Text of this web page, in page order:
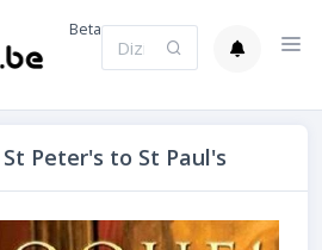
Beta
Peter's to St Paul's